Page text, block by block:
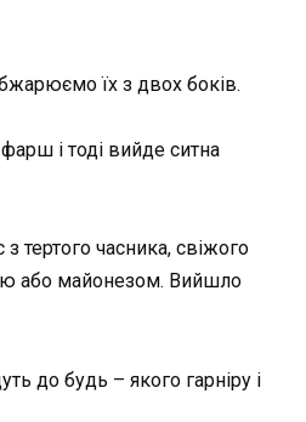
їх з двох боків.
і тоді вийде ситна
тертого часника, свіжого
або майонезом. Вийшло
до будь – якого гарніру і